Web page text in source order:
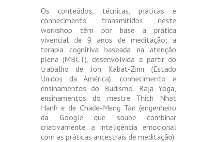
Os conteúdos, técnicas, práticas e
conhecimento transmitidos neste
workshop têm por base a prática
vivencial de 9 anos de meditação; a
terapia cognitiva baseada na atenção
plena (MBCT), desenvolvida a partir do
trabalho de Jon Kabat-Zinn (Estado
Unidos da América); conhecimento e
ensinamentos do Budismo, Raja Yoga,
ensinamentos do mestre Thich Nhat
Hanh e de Chade-Meng Tan (engenheiro
da Google que soube combinar
criativamente a inteligência emocional
com as práticas ancestrais de meditação).